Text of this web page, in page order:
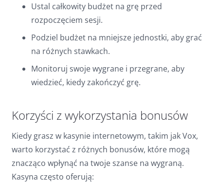
Ustal całkowity budżet na grę przed
rozpoczęciem sesji.
Podziel budżet na mniejsze jednostki, aby grać
na różnych stawkach.
Monitoruj swoje wygrane i przegrane, aby
wiedzieć, kiedy zakończyć grę.
Korzyści z wykorzystania bonusów
Kiedy grasz w kasynie internetowym, takim jak Vox,
warto korzystać z różnych bonusów, które mogą
znacząco wpłynąć na twoje szanse na wygraną.
Kasyna często oferują: